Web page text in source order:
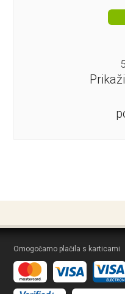
5
Omogočamo plačila s karticami